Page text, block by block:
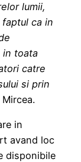
lumii,
ca in
in toata
catre
si prin
in
avand loc
disponibile